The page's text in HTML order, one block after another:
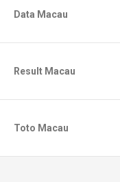
Data Macau
Result Macau
Toto Macau